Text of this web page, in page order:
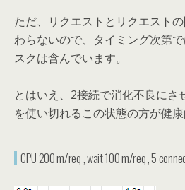
ただ、リクエストとリクエスト
わらないので、タイミング次第
スクは含んでいます。
とはいえ、2接続で消化不良にさ
を使い切れるこの状態の方が健康
CPU 200 m/req , wait 100 m/req , 5